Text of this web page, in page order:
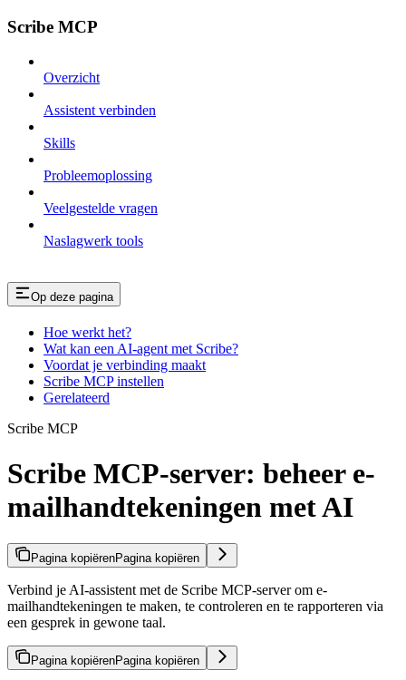
Scribe MCP
Overzicht
Assistent verbinden
Skills
Probleemoplossing
Veelgestelde vragen
Naslagwerk tools
Op deze pagina
Hoe werkt het?
Wat kan een AI-agent met Scribe?
Voordat je verbinding maakt
Scribe MCP instellen
Gerelateerd
Scribe MCP
Scribe MCP-server: beheer e-
mailhandtekeningen met AI
Pagina kopiërenPagina kopiëren
Verbind je AI-assistent met de Scribe MCP-server om e-
mailhandtekeningen te maken, te controleren en te rapporteren via
een gesprek in gewone taal.
Pagina kopiërenPagina kopiëren